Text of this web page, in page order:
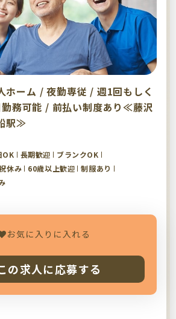
ーム / 夜勤専従 / 週1回もしく
務可能 / 前払い制度あり≪藤沢
駅≫
OK 長期歓迎
ブランクOK
休み 60歳以上歓迎
制服あり
お気に入りに入れる
の求人に応募する